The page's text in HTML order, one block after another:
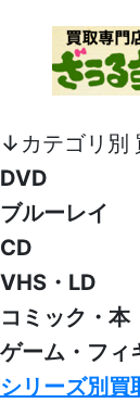
↓カテゴリ別
DVD
ブルーレイ
CD
VHS・LD
コミック・本
ゲーム・フィ
シリーズ別買